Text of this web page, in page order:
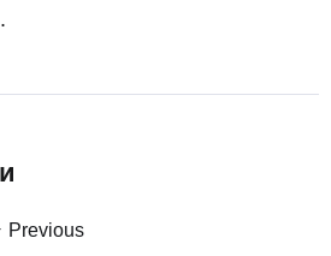
Previous